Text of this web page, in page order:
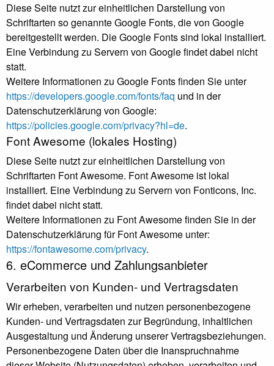
Diese Seite nutzt zur einheitlichen Darstellung von
Schriftarten so genannte Google Fonts, die von Google
bereitgestellt werden. Die Google Fonts sind lokal installiert.
Eine Verbindung zu Servern von Google findet dabei nicht
statt.
Weitere Informationen zu Google Fonts finden Sie unter
https://developers.google.com/fonts/faq und in der
Datenschutzerklärung von Google:
https://policies.google.com/privacy?hl=de.
Font Awesome (lokales Hosting)
Diese Seite nutzt zur einheitlichen Darstellung von
Schriftarten Font Awesome. Font Awesome ist lokal
installiert. Eine Verbindung zu Servern von Fonticons, Inc.
findet dabei nicht statt.
Weitere Informationen zu Font Awesome finden Sie in der
Datenschutzerklärung für Font Awesome unter:
https://fontawesome.com/privacy.
6. eCommerce und Zahlungs­anbieter
Verarbeiten von Kunden- und Vertragsdaten
Wir erheben, verarbeiten und nutzen personenbezogene
Kunden- und Vertragsdaten zur Begründung, inhaltlichen
Ausgestaltung und Änderung unserer Vertragsbeziehungen.
Personenbezogene Daten über die Inanspruchnahme